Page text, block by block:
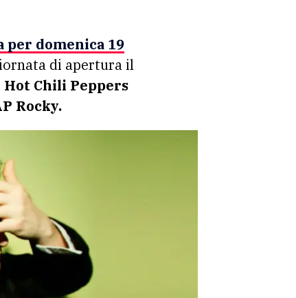
per domenica 19
di apertura il
Hot Chili Peppers
Rocky.